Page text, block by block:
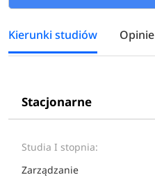
Kierunki studiów Opinie
Stacjonarne
Studia I stopnia:
Zarządzanie